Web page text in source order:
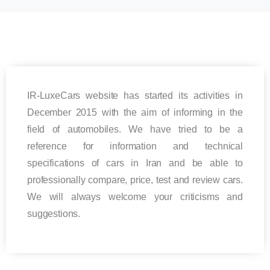
IR-LuxeCars website has started its activities in
December 2015 with the aim of informing in the
field of automobiles. We have tried to be a
reference for information and technical
specifications of cars in Iran and be able to
professionally compare, price, test and review cars.
We will always welcome your criticisms and
suggestions.